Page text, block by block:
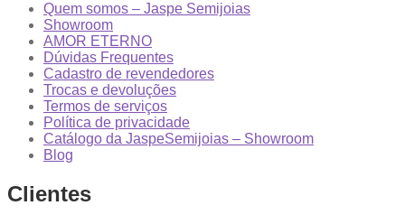
Quem somos – Jaspe Semijoias
Showroom
AMOR ETERNO
Dúvidas Frequentes
Cadastro de revendedores
Trocas e devoluções
Termos de serviços
Política de privacidade
Catálogo da JaspeSemijoias – Showroom
Blog
Clientes